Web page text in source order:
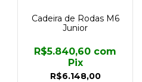
Cadeira de Rodas M6
Junior
R$6.148,00
R$5.840,60 com
Pix